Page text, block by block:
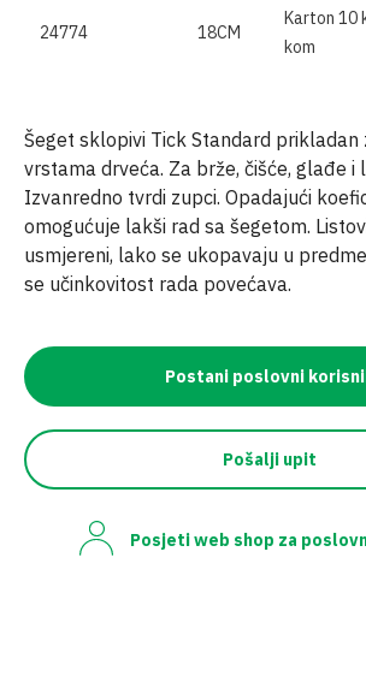
24774 18CM
Karton 10
kom
Šeget sklopivi Tick Standard prikladan
vrstama drveća. Za brže, čišće, glađe i
Izvanredno tvrdi zupci. Opadajući
omogućuje lakši rad sa šegetom.
usmjereni, lako se ukopavaju u
se učinkovitost rada povećava.
Postani poslovni
Pošalji upit
Posjeti web shop za